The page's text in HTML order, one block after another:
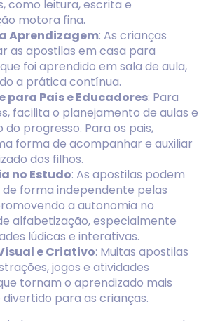
como leitura, escrita e
motora fina.
Aprendizagem: As crianças
as apostilas em casa para
foi aprendido em sala de aula,
a prática contínua.
para Pais e Educadores: Para
facilita o planejamento de aulas e
do progresso. Para os pais,
forma de acompanhar e auxiliar
dos filhos.
no Estudo: As apostilas podem
de forma independente pelas
a autonomia no
alfabetização, especialmente
lúdicas e interativas.
e Criativo: Muitas apostilas
jogos e atividades
tornam o aprendizado mais
para as crianças.